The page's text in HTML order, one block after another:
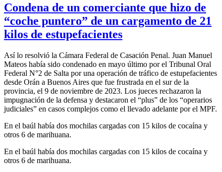
Condena de un comerciante que hizo de
“coche puntero” de un cargamento de 21
kilos de estupefacientes
Así lo resolvió la Cámara Federal de Casación Penal. Juan Manuel
Mateos había sido condenado en mayo último por el Tribunal Oral
Federal N°2 de Salta por una operación de tráfico de estupefacientes
desde Orán a Buenos Aires que fue frustrada en el sur de la
provincia, el 9 de noviembre de 2023. Los jueces rechazaron la
impugnación de la defensa y destacaron el “plus” de los “operarios
judiciales” en casos complejos como el llevado adelante por el MPF.
En el baúl había dos mochilas cargadas con 15 kilos de cocaína y
otros 6 de marihuana.
En el baúl había dos mochilas cargadas con 15 kilos de cocaína y
otros 6 de marihuana.